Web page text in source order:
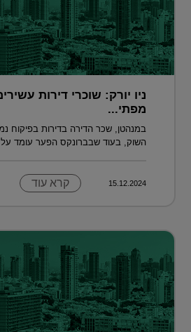
ניו יורק: שוכרי דירות
מפתי...
במנהטן, שכר הדירה בדירות בפיקוח
השוק, בעוד שבברונקס הפער עומד על 12% בלבד
15.12.2024 קרא עוד